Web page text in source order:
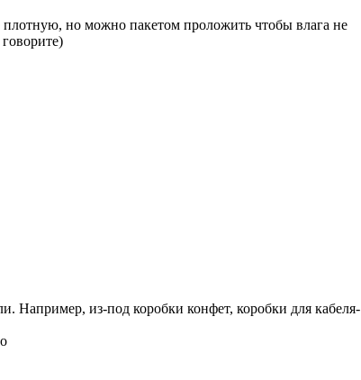
плотную, но можно пакетом проложить чтобы влага не
Например, из-под коробки конфет, коробки для кабеля-